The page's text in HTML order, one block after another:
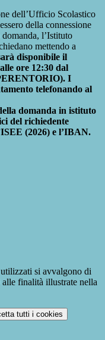
dell’Ufficio Scolastico
della connessione
l’Istituto
mettendo a
disponibile il
ore 12:30 dal
I
telefonando al
domanda in istituto
del richiedente
(2026) e l’IBAN.
si avvalgono di
finalità illustrate nella
tutti i cookies